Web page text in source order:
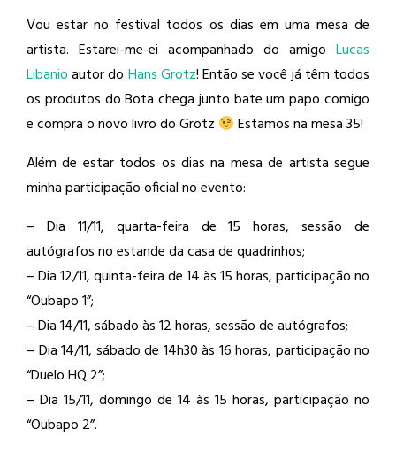
Vou estar no festival todos os dias em uma mesa de
artista. Estarei-me-ei acompanhado do amigo Lucas
Libanio​ autor do Hans Grotz​! Então se você já têm todos
os produtos do Bota chega junto bate um papo comigo
e compra o novo livro do Grotz
Estamos na mesa 35!
Além de estar todos os dias na mesa de artista segue
minha participação oficial no evento:
– Dia 11/11, quarta-feira de 15 horas, sessão de
autógrafos no estande da casa de quadrinhos;
– Dia 12/11, quinta-feira de 14 às 15 horas, participação no
“Oubapo 1”;
– Dia 14/11, sábado às 12 horas, sessão de autógrafos;
– Dia 14/11, sábado de 14h30 às 16 horas, participação no
“Duelo HQ 2”;
– Dia 15/11, domingo de 14 às 15 horas, participação no
“Oubapo 2”.